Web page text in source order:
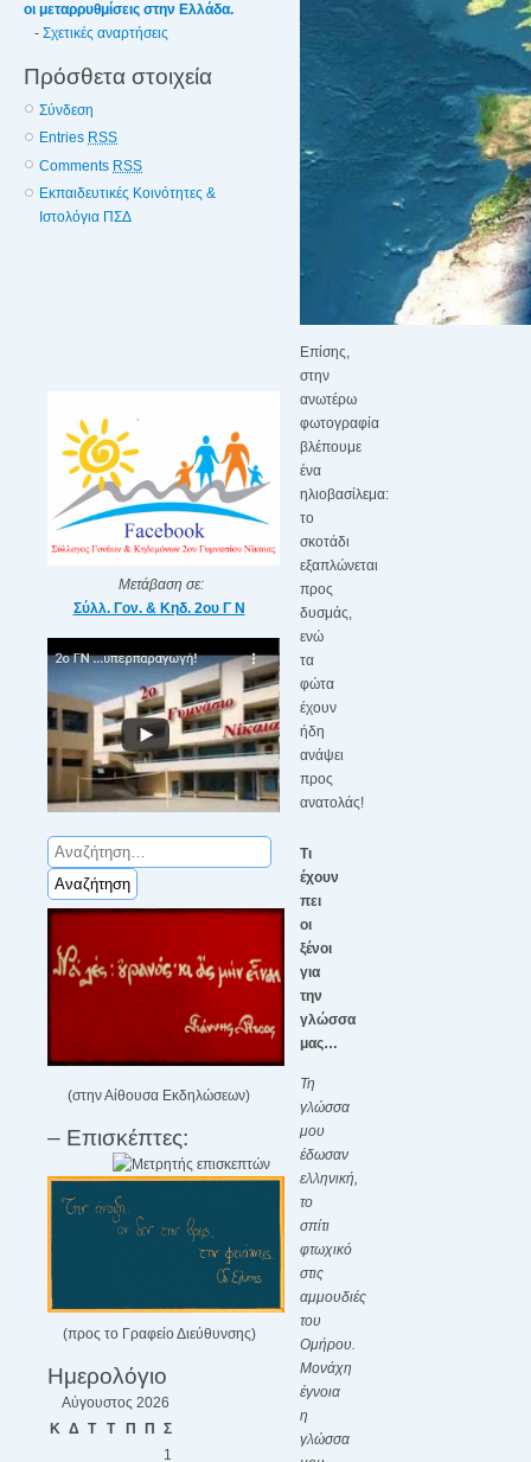
οι μεταρρυθμίσεις στην Ελλάδα.
- Σχετικές αναρτήσεις
Πρόσθετα στοιχεία
Σύνδεση
Entries RSS
Comments RSS
Εκπαιδευτικές Κοινότητες &
Ιστολόγια ΠΣΔ
Επίσης,
στην
ανωτέρω
φωτογραφία
βλέπουμε
ένα
ηλιοβασίλεμα:
το
σκοτάδι
εξαπλώνεται
προς
δυσμάς,
ενώ
τα
φώτα
έχουν
ήδη
ανάψει
προς
ανατολάς!
Τι
έχουν
πει
οι
ξένοι
για
την
γλώσσα
μας…
Τη
γλώσσα
μου
έδωσαν
ελληνική,
το
σπίτι
φτωχικό
στις
αμμουδιές
του
Ομήρου.
Μονάχη
έγνοια
η
γλώσσα
Μετάβαση σε:
Σύλλ. Γον. & Κηδ. 2ου Γ Ν
Αναζήτηση
για:
(στην Αίθουσα Εκδηλώσεων)
– Επισκέπτες:
(προς το Γραφείο Διεύθυνσης)
Ημερολόγιο
Αύγουστος 2026
Κ Δ Τ Τ Π Π
Σ
1